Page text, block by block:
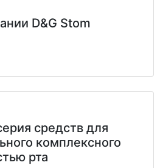
D&G Stom
средств для
комплексного
рта